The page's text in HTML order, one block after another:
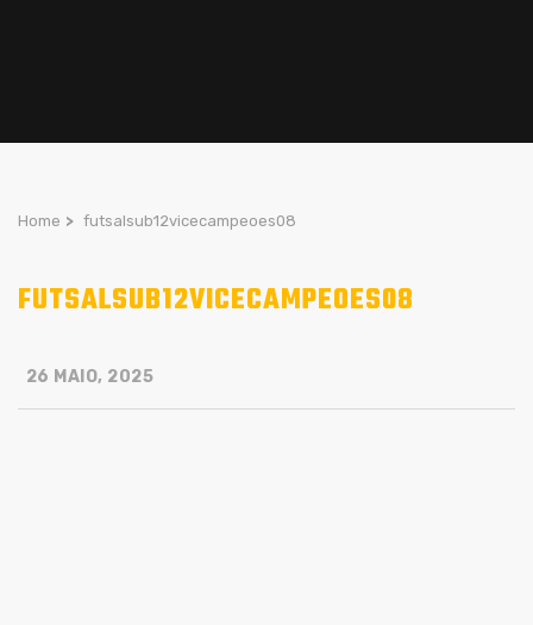
Home > futsalsub12vicecampeoes08
FUTSALSUB12VICECAMPEOES08
26 MAIO, 2025